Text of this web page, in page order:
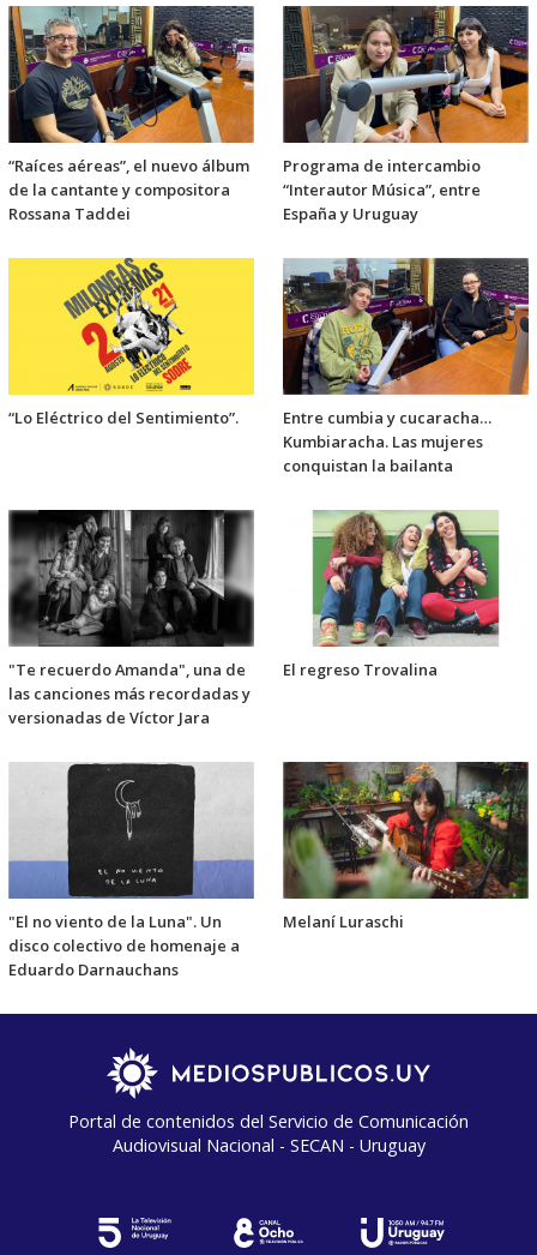
“Raíces aéreas”, el nuevo álbum
de la cantante y compositora
Rossana Taddei
Programa de intercambio
“Interautor Música”, entre
España y Uruguay
“Lo Eléctrico del Sentimiento”.
Entre cumbia y cucaracha…
Kumbiaracha. Las mujeres
conquistan la bailanta
"Te recuerdo Amanda", una de
las canciones más recordadas y
versionadas de Víctor Jara
El regreso Trovalina
"El no viento de la Luna". Un
disco colectivo de homenaje a
Eduardo Darnauchans
Melaní Luraschi
Portal de contenidos del Servicio de Comunicación
Audiovisual Nacional - SECAN - Uruguay